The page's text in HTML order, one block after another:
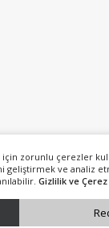
zorunlu çerezler
geliştirmek ve analiz
Gizlilik ve Çerez